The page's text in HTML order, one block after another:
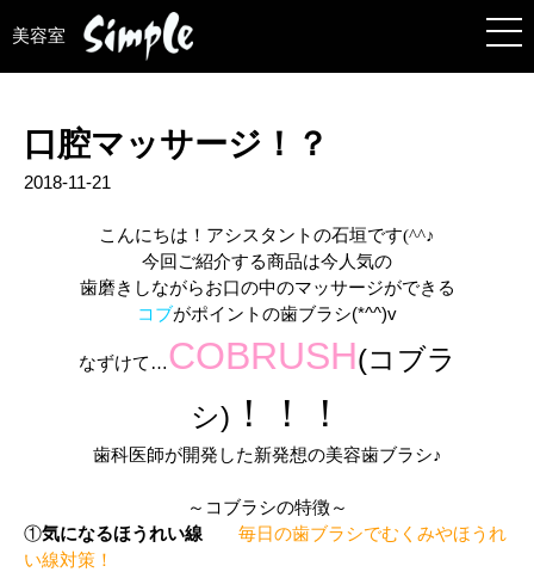
美容室
口腔マッサージ！？
2018-11-21
こんにちは！アシスタントの石垣です(^^♪
今回ご紹介する商品は今人気の
歯磨きしながらお口の中のマッサージができる
コブがポイントの歯ブラシ(*^^)v
なずけて…COBRUSH(コブラ
シ) ！！！
歯科医師が開発した新発想の美容歯ブラシ♪
～コブラシの特徴～
①気になるほうれい線
毎日の歯ブラシでむくみやほうれ
い線対策！